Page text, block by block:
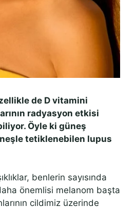
de D vitamini
radyasyon etkisi
Öyle ki güneş
tetiklenebilen lupus
benlerin sayısında
önemlisi melanom başta
cildimiz üzerinde